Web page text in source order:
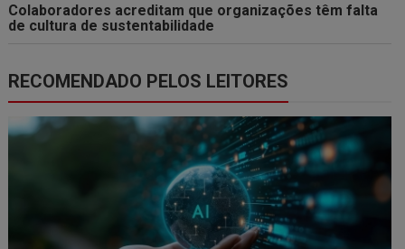
Colaboradores acreditam que organizações têm falta
de cultura de sustentabilidade
RECOMENDADO PELOS LEITORES